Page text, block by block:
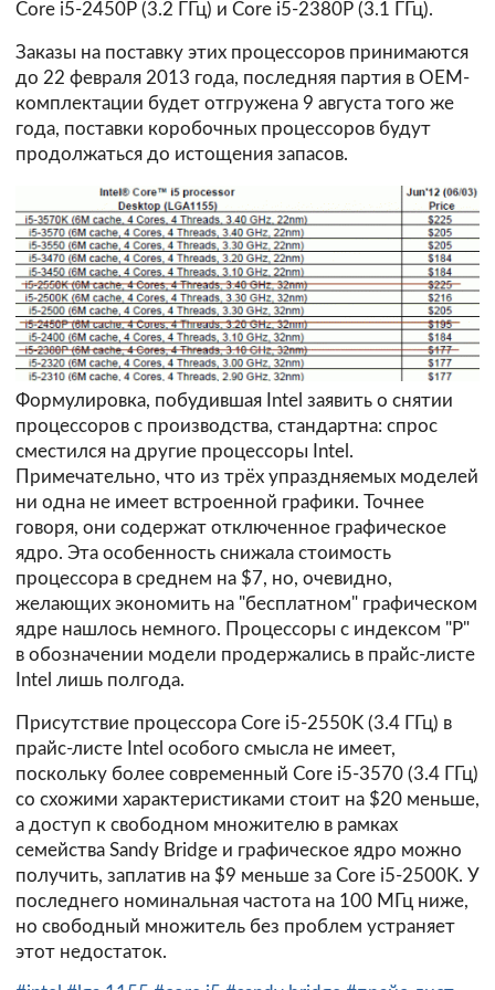
Core i5-2450P (3.2 ГГц) и Core i5-2380P (3.1 ГГц).
Заказы на поставку этих процессоров принимаются
до 22 февраля 2013 года, последняя партия в OEM-
комплектации будет отгружена 9 августа того же
года, поставки коробочных процессоров будут
продолжаться до истощения запасов.
Формулировка, побудившая Intel заявить о снятии
процессоров с производства, стандартна: спрос
сместился на другие процессоры Intel.
Примечательно, что из трёх упраздняемых моделей
ни одна не имеет встроенной графики. Точнее
говоря, они содержат отключенное графическое
ядро. Эта особенность снижала стоимость
процессора в среднем на $7, но, очевидно,
желающих экономить на "бесплатном" графическом
ядре нашлось немного. Процессоры с индексом "P"
в обозначении модели продержались в прайс-листе
Intel лишь полгода.
Присутствие процессора Core i5-2550K (3.4 ГГц) в
прайс-листе Intel особого смысла не имеет,
поскольку более современный Core i5-3570 (3.4 ГГц)
со схожими характеристиками стоит на $20 меньше,
а доступ к свободном множителю в рамках
семейства Sandy Bridge и графическое ядро можно
получить, заплатив на $9 меньше за Core i5-2500K. У
последнего номинальная частота на 100 МГц ниже,
но свободный множитель без проблем устраняет
этот недостаток.